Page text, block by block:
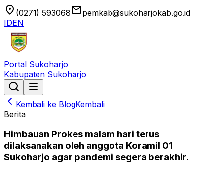
location_on (0271) 593068emailpemkab@sukoharjokab.go.id
IDEN
Portal Sukoharjo
Kabupaten Sukoharjo
Kembali ke BlogKembali
Berita
Himbauan Prokes malam hari terus
dilaksanakan oleh anggota Koramil 01
Sukoharjo agar pandemi segera berakhir.